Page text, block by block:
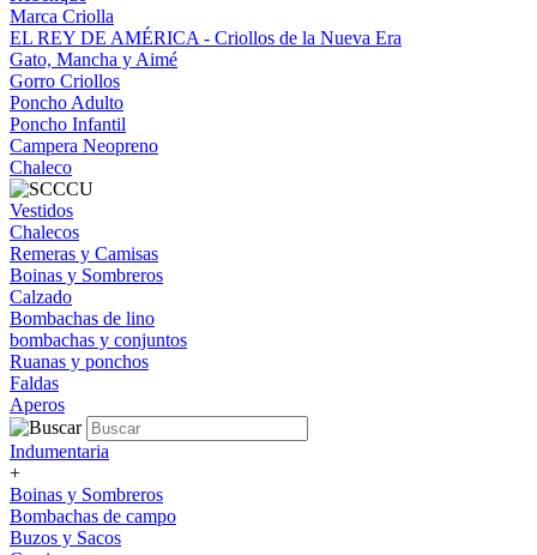
Marca Criolla
EL REY DE AMÉRICA - Criollos de la Nueva Era
Gato, Mancha y Aimé
Gorro Criollos
Poncho Adulto
Poncho Infantil
Campera Neopreno
Chaleco
Vestidos
Chalecos
Remeras y Camisas
Boinas y Sombreros
Calzado
Bombachas de lino
bombachas y conjuntos
Ruanas y ponchos
Faldas
Aperos
Indumentaria
+
Boinas y Sombreros
Bombachas de campo
Buzos y Sacos